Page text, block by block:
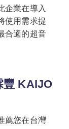
企業在導入
使用需求提
合適的超音
豐 KAIJO
薦您在台灣